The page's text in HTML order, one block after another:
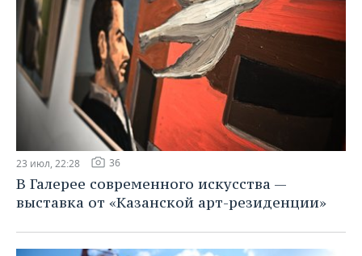
23 июл, 22:28 36
В Галерее современного искусства —
выставка от «Казанской арт-резиденции»